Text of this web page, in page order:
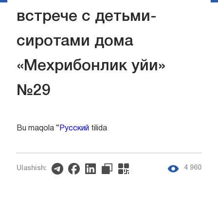
встрече с детьми-
сиротами дома
«Мехрибонлик уйи»
№29
Bu maqola “ Русский tilida
Ulashish: 4 960